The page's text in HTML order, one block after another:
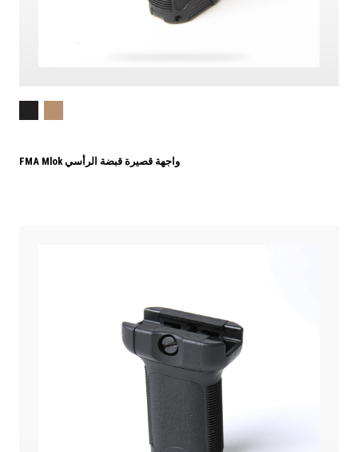
FMA Mlok واجهة قصيرة قبضة الرأسي